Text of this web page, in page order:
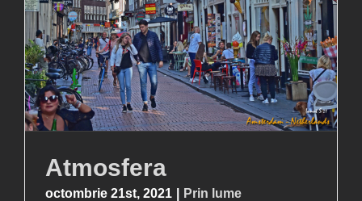
Atmosfera
octombrie 21st, 2021 Prin lume